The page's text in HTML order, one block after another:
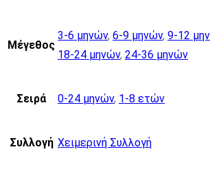
Μέγεθος
3-6 μηνών, 6-9 μηνών, 9-12
18-24 μηνών, 24-36 μηνών
Σειρά 0-24 μηνών, 1-8 ετών
Συλλογή Χειμερινή Συλλογή